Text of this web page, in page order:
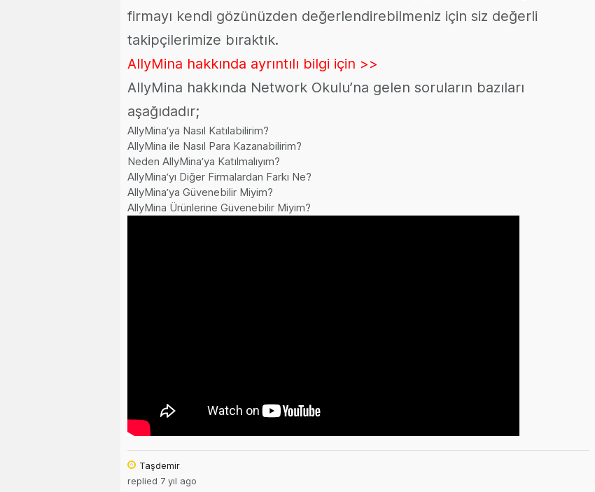
firmayı kendi gözünüzden değerlendirebilmeniz için siz değerli
takipçilerimize bıraktık.
AllyMina hakkında ayrıntılı bilgi için >>
AllyMina hakkında Network Okulu’na gelen soruların bazıları
aşağıdadır;
AllyMina’ya Nasıl Katılabilirim?
AllyMina ile Nasıl Para Kazanabilirim?
Neden AllyMina’ya Katılmalıyım?
AllyMina’yı Diğer Firmalardan Farkı Ne?
AllyMina’ya Güvenebilir Miyim?
AllyMina Ürünlerine Güvenebilir Miyim?
Taşdemir
replied 7 yıl ago